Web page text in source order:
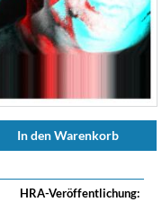
In den Warenkorb
HRA-Veröffentlichung: